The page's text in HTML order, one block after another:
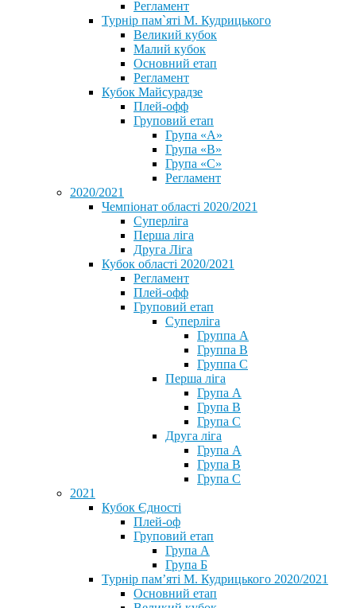
Регламент
Турнір пам`яті М. Кудрицького
Великий кубок
Малий кубок
Основний етап
Регламент
Кубок Майсурадзе
Плей-офф
Груповий етап
Група «А»
Група «B»
Група «C»
Регламент
2020/2021
Чемпіонат області 2020/2021
Суперліга
Перша ліга
Друга Ліга
Кубок області 2020/2021
Регламент
Плей-офф
Груповий етап
Суперліга
Группа A
Группа B
Группа C
Перша ліга
Група A
Група B
Група C
Друга ліга
Група A
Група B
Група C
2021
Кубок Єдності
Плей-оф
Груповий етап
Група А
Група Б
Турнір пам’яті М. Кудрицького 2020/2021
Основний етап